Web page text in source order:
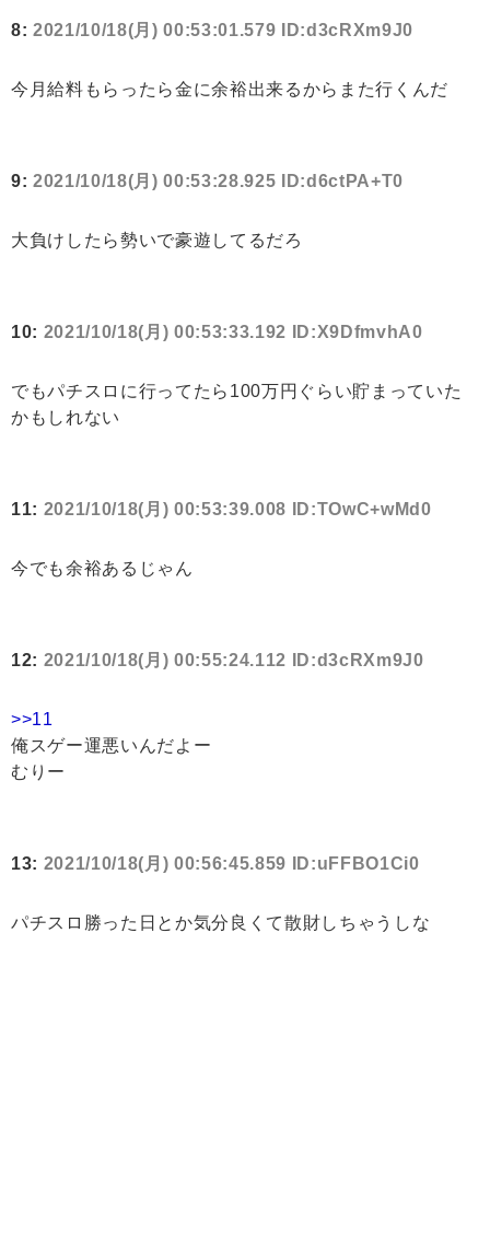
8: 2021/10/18(月) 00:53:01.579 ID:d3cRXm9J0
今月給料もらったら金に余裕出来るからまた行くんだ
9: 2021/10/18(月) 00:53:28.925 ID:d6ctPA+T0
大負けしたら勢いで豪遊してるだろ
10: 2021/10/18(月) 00:53:33.192 ID:X9DfmvhA0
でもパチスロに行ってたら100万円ぐらい貯まっていた
かもしれない
11: 2021/10/18(月) 00:53:39.008 ID:TOwC+wMd0
今でも余裕あるじゃん
12: 2021/10/18(月) 00:55:24.112 ID:d3cRXm9J0
>>11
俺スゲー運悪いんだよー
むりー
13: 2021/10/18(月) 00:56:45.859 ID:uFFBO1Ci0
パチスロ勝った日とか気分良くて散財しちゃうしな